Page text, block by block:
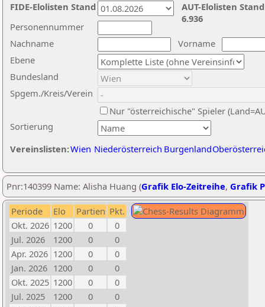
Nachname
Vorname
Ebene
Sortierung
Personennummer
Bundesland
Spgem./Kreis/Verein
Nur "österreichische" Spieler
Vereinslisten:Wien Niederösterreich Burgenland
AUT-Elolisten
6.936
FIDE-Elolisten Stand
Pnr:140399 Name: Alisha Huang (Grafik Elo-Zeitreihe, Grafik
Periode Elo Partien Pkt.
Okt. 2026 1200 0
0
Jul. 2026
1200 0
0
Apr. 2026 1200 0
0
Jan. 2026 1200 0
0
Okt. 2025 1200 0
0
Jul. 2025
1200 0
0